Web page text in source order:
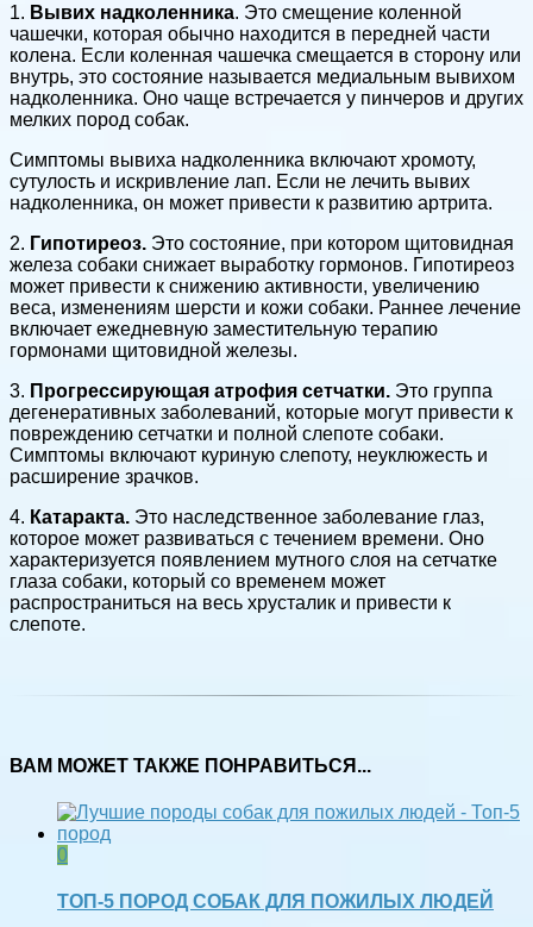
1. Вывих надколенника. Это смещение коленной
чашечки, которая обычно находится в передней части
колена. Если коленная чашечка смещается в сторону или
внутрь, это состояние называется медиальным вывихом
надколенника. Оно чаще встречается у пинчеров и других
мелких пород собак.
Симптомы вывиха надколенника включают хромоту,
сутулость и искривление лап. Если не лечить вывих
надколенника, он может привести к развитию артрита.
2. Гипотиреоз. Это состояние, при котором щитовидная
железа собаки снижает выработку гормонов. Гипотиреоз
может привести к снижению активности, увеличению
веса, изменениям шерсти и кожи собаки. Раннее лечение
включает ежедневную заместительную терапию
гормонами щитовидной железы.
3. Прогрессирующая атрофия сетчатки. Это группа
дегенеративных заболеваний, которые могут привести к
повреждению сетчатки и полной слепоте собаки.
Симптомы включают куриную слепоту, неуклюжесть и
расширение зрачков.
4. Катаракта. Это наследственное заболевание глаз,
которое может развиваться с течением времени. Оно
характеризуется появлением мутного слоя на сетчатке
глаза собаки, который со временем может
распространиться на весь хрусталик и привести к
слепоте.
ВАМ МОЖЕТ ТАКЖЕ ПОНРАВИТЬСЯ...
0
ТОП-5 ПОРОД СОБАК ДЛЯ ПОЖИЛЫХ ЛЮДЕЙ